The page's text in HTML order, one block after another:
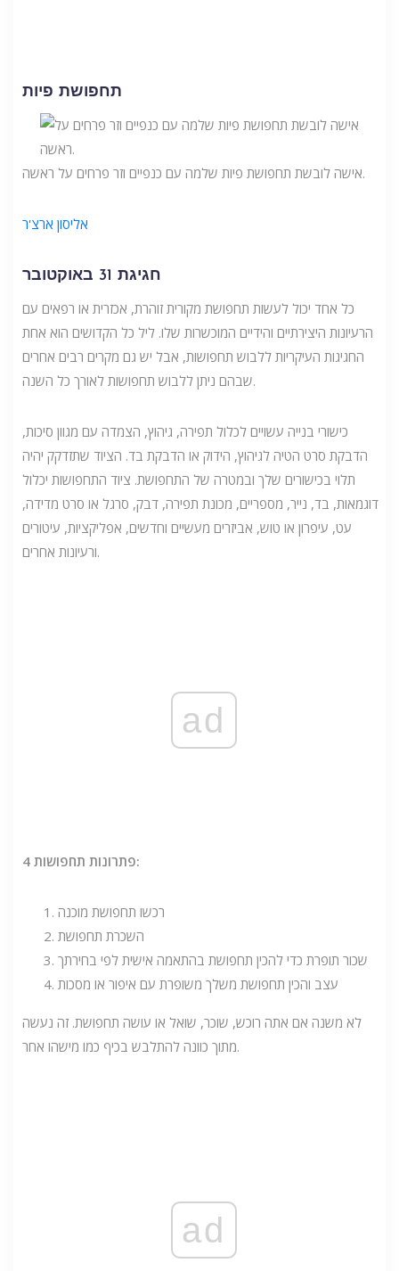
תחפושת פיות
אישה לובשת תחפושת פיות שלמה עם כנפיים וזר פרחים על ראשה.
אליסון ארצ'ר
חגיגת 31 באוקטובר
כל אחד יכול לעשות תחפושת מקורית זוהרת, אכזרית או רפאים עם
הרעיונות היצירתיים והידיים המוכשרות שלו. ליל כל הקדושים הוא אחת
החגיגות העיקריות ללבוש תחפושות, אבל יש גם מקרים רבים אחרים
שבהם ניתן ללבוש תחפושות לאורך כל השנה.
כישורי בנייה עשויים לכלול תפירה, גיהוץ, הצמדה עם מגוון סיכות,
הדבקת סרט הטיה לגיהוץ, הידוק או הדבקת בד. הציוד שתזדקק יהיה
תלוי בכישורים שלך ובמטרה של התחפושת. ציוד התחפושות יכלול
דוגמאות, בד, נייר, מספריים, מכונת תפירה, דבק, סרגל או סרט מדידה,
עט, עיפרון או טוש, אביזרים מעשיים וחדשים, אפליקציות, עיטורים
ורעיונות אחרים.
ad
4 פתרונות תחפושות:
רכשו תחפושת מוכנה
השכרת תחפושת
שכור תופרת כדי להכין תחפושת בהתאמה אישית לפי בחירתך
עצב והכין תחפושת משלך משופרת עם איפור או מסכות
לא משנה אם אתה רוכש, שוכר, שואל או עושה תחפושת. זה נעשה
מתוך כוונה להתלבש בכיף כמו מישהו אחר.
ad